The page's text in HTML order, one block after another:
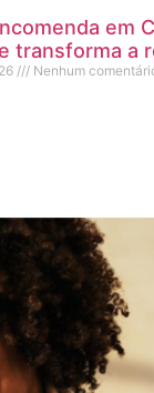
em
transforma a
Nenhum